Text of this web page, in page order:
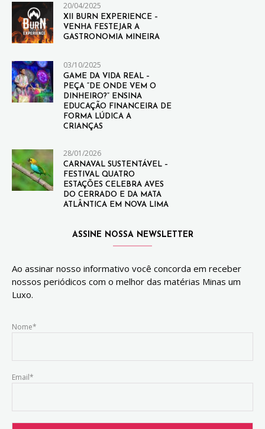
20/04/2025
XII BURN EXPERIENCE –
VENHA FESTEJAR A
GASTRONOMIA MINEIRA
03/10/2025
GAME DA VIDA REAL –
PEÇA “DE ONDE VEM O
DINHEIRO?” ENSINA
EDUCAÇÃO FINANCEIRA DE
FORMA LÚDICA A
CRIANÇAS
28/01/2026
CARNAVAL SUSTENTÁVEL –
FESTIVAL QUATRO
ESTAÇÕES CELEBRA AVES
DO CERRADO E DA MATA
ATLÂNTICA EM NOVA LIMA
ASSINE NOSSA NEWSLETTER
Ao assinar nosso informativo você concorda em receber
nossos periódicos com o melhor das matérias Minas um
Luxo.
Nome*
Email*